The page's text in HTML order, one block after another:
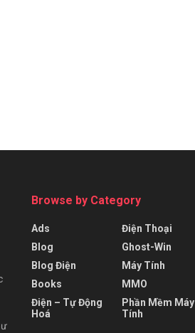
Browse by Category
Ads
Blog
Blog Điện
Books
Điện – Tự Động
Hoá
Điện Thoại
Ghost-Win
Máy Tính
MMO
Phần Mềm Máy
Tính